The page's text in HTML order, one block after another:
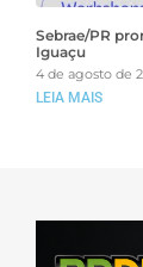
Sebrae/PR
Iguaçu
4 de agosto de
LEIA MAIS